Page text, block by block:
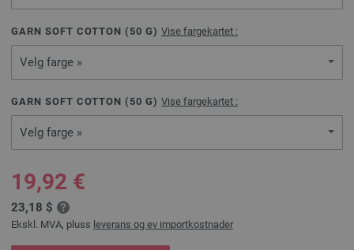
GARN SOFT COTTON ( 50 G) Vise fargekartet :
Velg farge »
GARN SOFT COTTON ( 50 G) Vise fargekartet :
Velg farge »
19,92 €
23,18 $
Ekskl. MVA, pluss leverans og ev importkostnader